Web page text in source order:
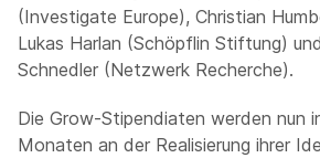
(Investigate Europe), Christian
Lukas Harlan (Schöpflin Stiftung)
Schnedler (Netzwerk Recherche).
Die Grow-Stipendiaten werden nun
Monaten an der Realisierung ihrer